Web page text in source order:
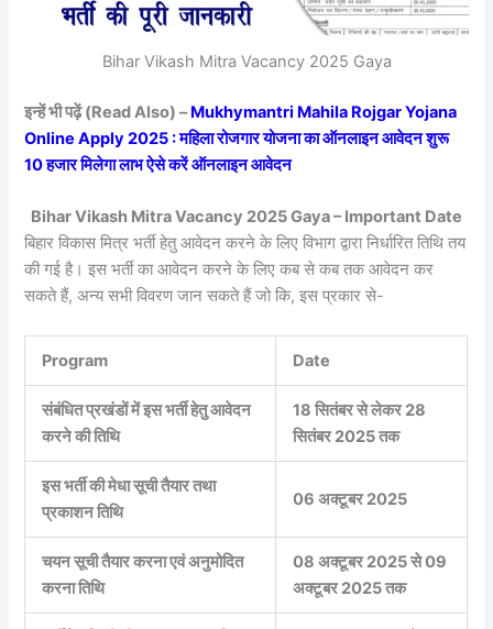
Bihar Vikash Mitra Vacancy 2025 Gaya
इन्हें भी पढ़ें (Read Also) –Mukhymantri Mahila Rojgar Yojana
Online Apply 2025 : महिला रोजगार योजना का ऑनलाइन आवेदन शुरू
10 हजार मिलेगा लाभ ऐसे करें ऑनलाइन आवेदन
Bihar Vikash Mitra Vacancy 2025 Gaya – Important Date
बिहार विकास मित्र भर्ती हेतु आवेदन करने के लिए विभाग द्वारा निर्धारित तिथि तय
की गई है। इस भर्ती का आवेदन करने के लिए कब से कब तक आवेदन कर
सकते हैं, अन्य सभी विवरण जान सकते हैं जो कि, इस प्रकार से-
Program Date
संबंधित प्रखंडों में इस भर्ती हेतु आवेदन
करने की तिथि
18 सितंबर से लेकर 28
सितंबर 2025 तक
इस भर्ती की मेधा सूची तैयार तथा
प्रकाशन तिथि
06 अक्टूबर 2025
चयन सूची तैयार करना एवं अनुमोदित
करना तिथि
08 अक्टूबर 2025 से 09
अक्टूबर 2025 तक